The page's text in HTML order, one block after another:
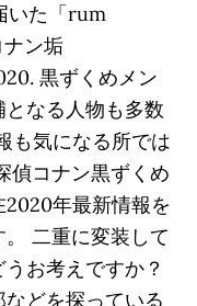
いた「rum
ン垢
黒ずくめメン
なる人物も多数
も気になる所では
偵コナン黒ずくめ
年最新情報を
二重に変装して
お考えですか？
どを探っている